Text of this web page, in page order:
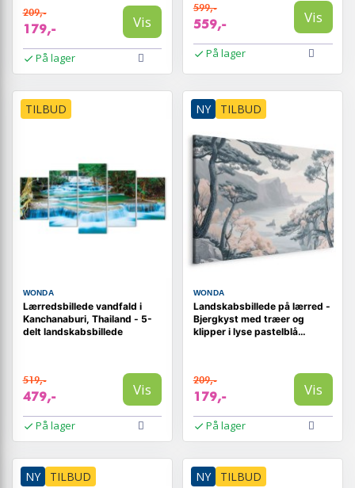
209,-
179,- Vis
På lager
599,-
559,- Vis
På lager
TILBUD
WONDA
Lærredsbillede vandfald i
Kanchanaburi, Thailand - 5-
delt landskabsbillede
519,-
479,- Vis
På lager
NY TILBUD
WONDA
Landskabsbillede på lærred -
Bjergkyst med træer og
klipper i lyse pastelblå
209,-
179,- Vis
På lager
NY TILBUD NY TILBUD